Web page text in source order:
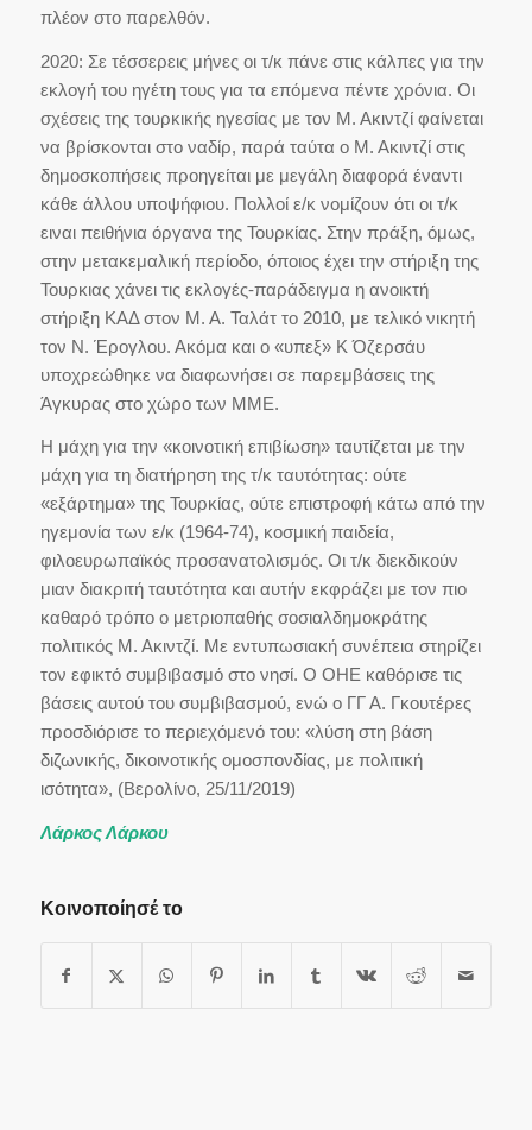
πλέον στο παρελθόν.
2020: Σε τέσσερεις μήνες οι τ/κ πάνε στις κάλπες για την
εκλογή του ηγέτη τους για τα επόμενα πέντε χρόνια. Οι
σχέσεις της τουρκικής ηγεσίας με τον Μ. Ακιντζί φαίνεται
να βρίσκονται στο ναδίρ, παρά ταύτα ο Μ. Ακιντζί στις
δημοσκοπήσεις προηγείται με μεγάλη διαφορά έναντι
κάθε άλλου υποψήφιου. Πολλοί ε/κ νομίζουν ότι οι τ/κ
ειναι πειθήνια όργανα της Τουρκίας. Στην πράξη, όμως,
στην μετακεμαλική περίοδο, όποιος έχει την στήριξη της
Τουρκιας χάνει τις εκλογές-παράδειγμα η ανοικτή
στήριξη ΚΑΔ στον Μ. Α. Ταλάτ το 2010, με τελικό νικητή
τον Ν. Έρογλου. Ακόμα και ο «υπεξ» Κ Όζερσάυ
υποχρεώθηκε να διαφωνήσει σε παρεμβάσεις της
Άγκυρας στο χώρο των ΜΜΕ.
Η μάχη για την «κοινοτική επιβίωση» ταυτίζεται με την
μάχη για τη διατήρηση της τ/κ ταυτότητας: ούτε
«εξάρτημα» της Τουρκίας, ούτε επιστροφή κάτω από την
ηγεμονία των ε/κ (1964-74), κοσμική παιδεία,
φιλοευρωπαϊκός προσανατολισμός. Οι τ/κ διεκδικούν
μιαν διακριτή ταυτότητα και αυτήν εκφράζει με τον πιο
καθαρό τρόπο ο μετριοπαθής σοσιαλδημοκράτης
πολιτικός Μ. Ακιντζί. Με εντυπωσιακή συνέπεια στηρίζει
τον εφικτό συμβιβασμό στο νησί. Ο ΟΗΕ καθόρισε τις
βάσεις αυτού του συμβιβασμού, ενώ ο ΓΓ Α. Γκουτέρες
προσδιόρισε το περιεχόμενό του: «λύση στη βάση
διζωνικής, δικοινοτικής ομοσπονδίας, με πολιτική
ισότητα», (Βερολίνο, 25/11/2019)
Λάρκος Λάρκου
Κοινοποίησέ το